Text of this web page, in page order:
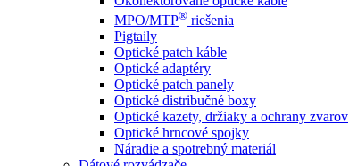
MPO/MTP® ​ riešenia
Pigtaily
Optické patch káble
Optické adaptéry
Optické patch panely
Optické distribučné boxy
Optické kazety, držiaky a ochrany zvarov
Optické hrncové spojky
Náradie a spotrebný materiál